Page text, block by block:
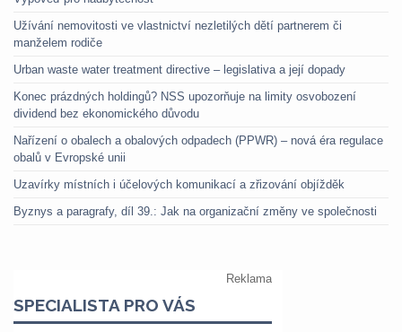
Užívání nemovitosti ve vlastnictví nezletilých dětí partnerem či
manželem rodiče
Urban waste water treatment directive – legislativa a její dopady
Konec prázdných holdingů? NSS upozorňuje na limity osvobození
dividend bez ekonomického důvodu
Nařízení o obalech a obalových odpadech (PPWR) – nová éra regulace
obalů v Evropské unii
Uzavírky místních i účelových komunikací a zřizování objížděk
Byznys a paragrafy, díl 39.: Jak na organizační změny ve společnosti